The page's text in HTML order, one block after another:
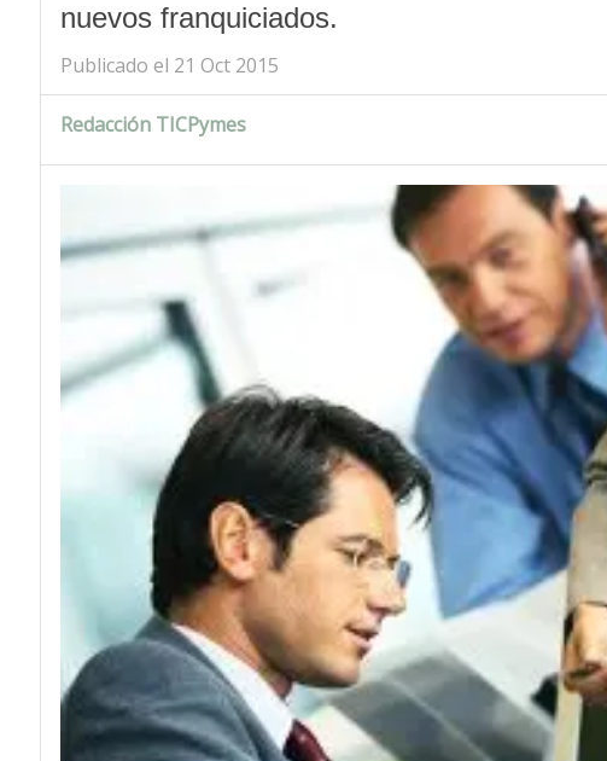
nuevos franquiciados.
Publicado el 21 Oct 2015
Redacción TICPymes